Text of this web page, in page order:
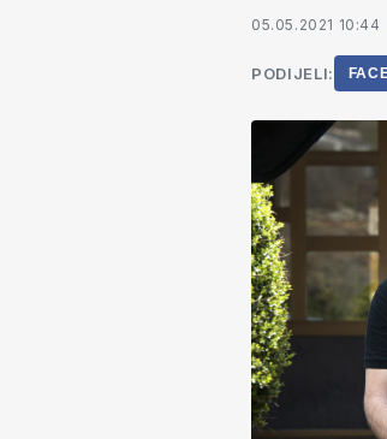
05.05.2021 10:44
PODIJELI: